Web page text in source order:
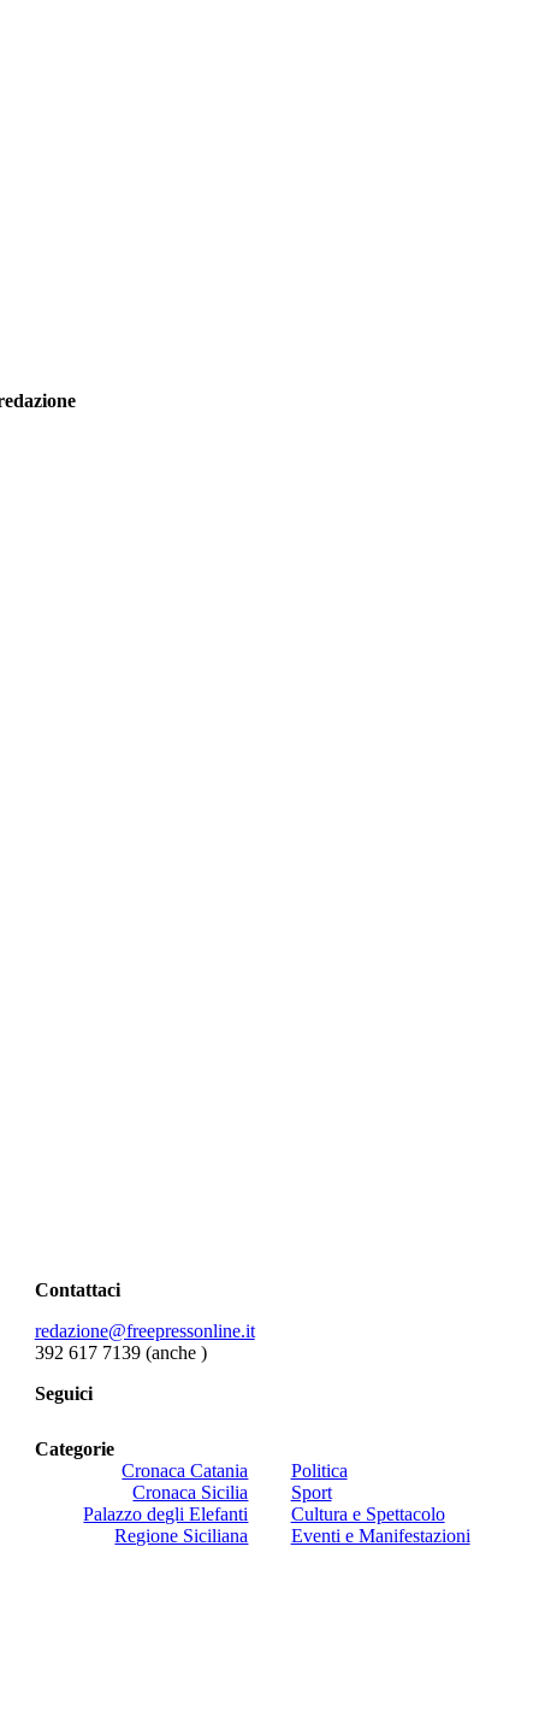
Contattaci
redazione@freepressonline.it
392 617 7139 (anche )
Seguici
Categorie
Cronaca Catania
Cronaca Sicilia
Palazzo degli Elefanti
Regione Siciliana
Politica
Sport
Cultura e Spettacolo
Eventi e Manifestazioni